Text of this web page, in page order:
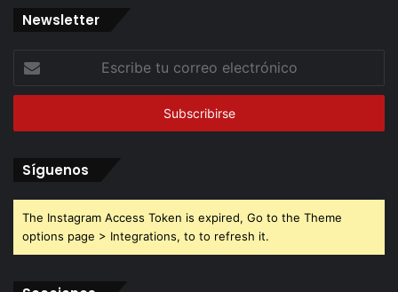
Newsletter
correo
Síguenos
The Instagram Access Token is expired, Go to the Theme
options page > Integrations, to to refresh it.